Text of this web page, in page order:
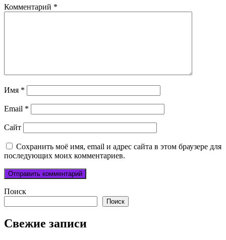
Комментарий *
Имя *
Email *
Сайт
Сохранить моё имя, email и адрес сайта в этом браузере для
последующих моих комментариев.
Поиск
Поиск
Свежие записи